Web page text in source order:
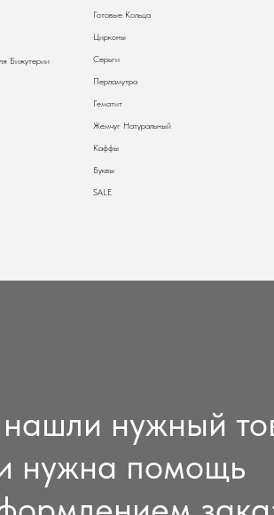
Бижутерии
Готовые Кольца
Цирконы
Серьги
Перламутра
Гематит
Жемчуг Натуральный
Каффы
Буквы
SALE
нужный
нужна помощь